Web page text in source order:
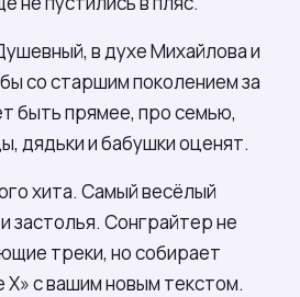
в духе Михайлова и
со старшим поколением за
быть прямее, про семью,
дядьки и бабушки оценят.
хита. Самый весёлый
застолья. Сонграйтер не
треки, но собирает
с вашим новым текстом.